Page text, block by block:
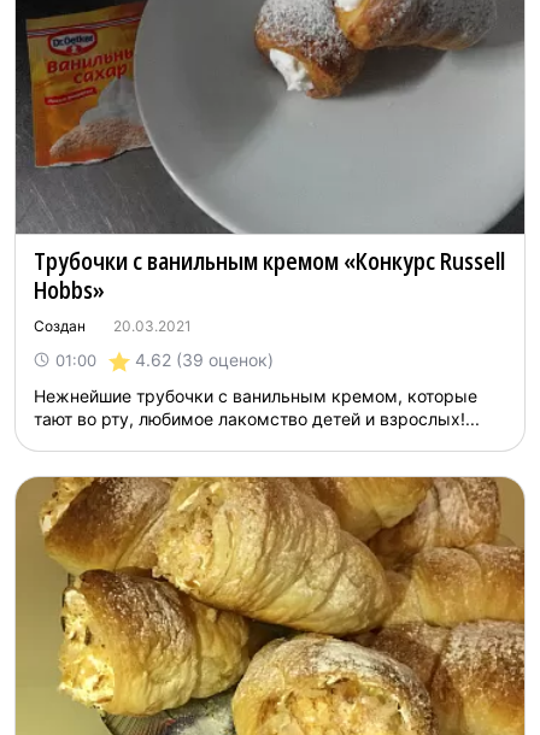
Трубочки с ванильным кремом «Конкурс Russell
Hobbs»
Создан 20.03.2021
01:00 4.62 (39 оценок)
Нежнейшие трубочки с ванильным кремом, которые
тают во рту, любимое лакомство детей и взрослых!...